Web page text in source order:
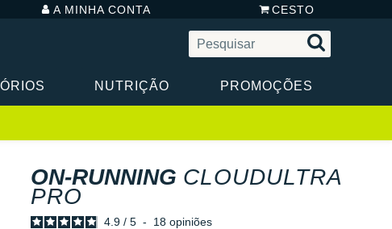
A MINHA CONTA CESTO
NUTRIÇÃO PROMOÇÕES
ON-RUNNING CLOUDULTRA
PRO
4.9 / 5 - 18 opiniões